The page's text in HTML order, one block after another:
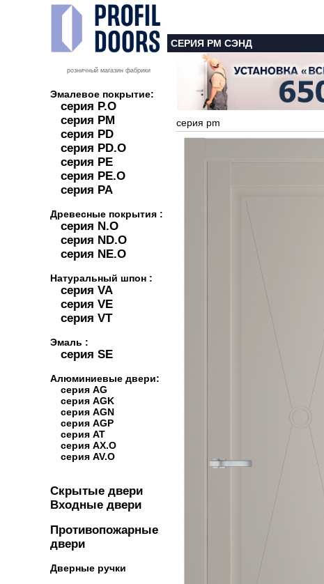
розничный магазин фабрики
Эмалевое покрытие:
серия P.O
серия PM
серия PD
серия PD.O
серия PE
серия PE.O
серия PA
Древесные покрытия :
серия N.O
серия ND.O
серия NE.O
Натуральный шпон :
серия VA
серия VE
серия VT
Эмаль :
серия SE
Алюминиевые двери:
серия AG
серия AGK
серия AGN
серия AGP
серия AT
серия AX.O
серия AV.O
Скрытые двери
Входные двери
Противопожарные
двери
Дверные ручки
СЕРИЯ PM СЭНД
серия pm